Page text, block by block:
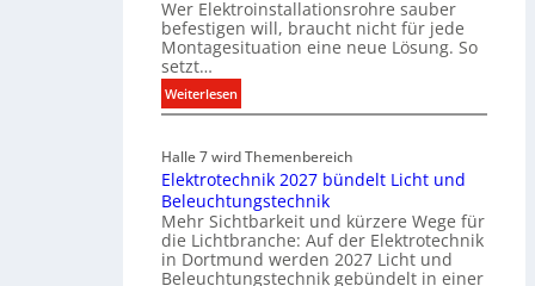
o
m
u
n
k
a
t
i
o
n
Wer Elektroinstallationsrohre sauber
befestigen will, braucht nicht für jede
Montagesituation eine neue Lösung. So
setzt…
Weiterlesen:
E
n
C
l
i
p
f
Halle 7 wird Themenbereich
Elektrotechnik 2027 bündelt Licht und
Beleuchtungstechnik
Mehr Sichtbarkeit und kürzere Wege für
die Lichtbranche: Auf der Elektrotechnik
in Dortmund werden 2027 Licht und
Beleuchtungstechnik gebündelt in einer